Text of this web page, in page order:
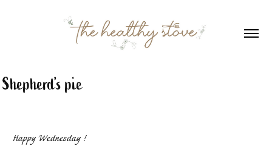
Shepherd’s pie
Happy Wednesday !